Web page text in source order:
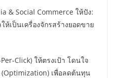
& Social Commerce ให้ปัง:
เป็นเครื่องจักรสร้างยอดขาย
Click) ให้ตรงเป้า โดนใจ
เพื่อลดต้นทุน